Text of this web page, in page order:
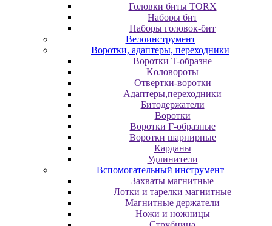
Головки биты TORX
Наборы бит
Наборы головок-бит
Велоинструмент
Воротки, адаптеры, переходники
Bopoтки T-oбpaзне
Koлoвopoты
Oтвepтки-вopoтки
Адаптеры,переходники
Битодержатели
Воротки
Воротки Г-образные
Воротки шарнирные
Карданы
Удлинители
Вспомогательный инструмент
Захваты магнитные
Лотки и тарелки магнитные
Магнитные держатели
Ножи и ножницы